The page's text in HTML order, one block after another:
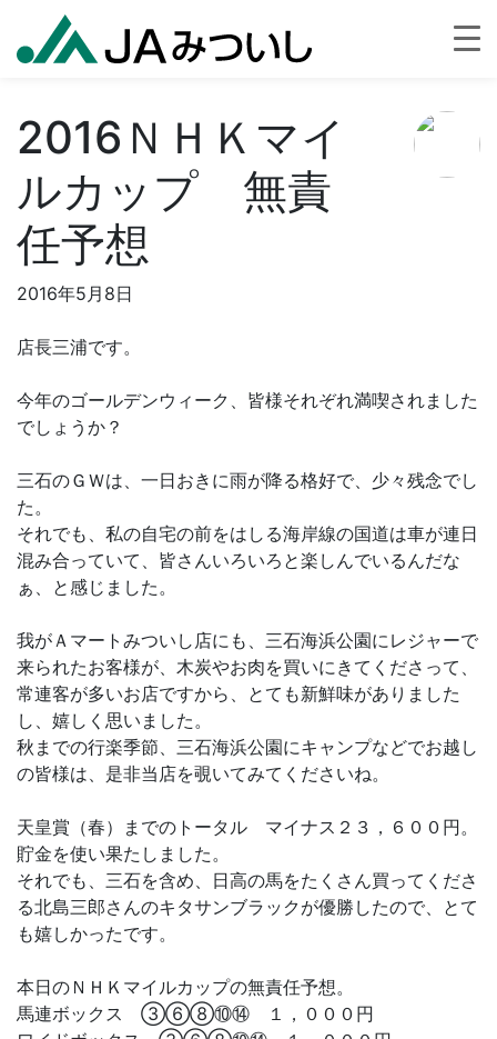
2016ＮＨＫマイ
ルカップ 無責
任予想
2016年5月8日
店長三浦です。
今年のゴールデンウィーク、皆様それぞれ満喫されました
でしょうか？
三石のＧＷは、一日おきに雨が降る格好で、少々残念でし
た。
それでも、私の自宅の前をはしる海岸線の国道は車が連日
混み合っていて、皆さんいろいろと楽しんでいるんだな
ぁ、と感じました。
我がＡマートみついし店にも、三石海浜公園にレジャーで
来られたお客様が、木炭やお肉を買いにきてくださって、
常連客が多いお店ですから、とても新鮮味がありました
し、嬉しく思いました。
秋までの行楽季節、三石海浜公園にキャンプなどでお越し
の皆様は、是非当店を覗いてみてくださいね。
天皇賞（春）までのトータル マイナス２３，６００円。
貯金を使い果たしました。
それでも、三石を含め、日高の馬をたくさん買ってくださ
る北島三郎さんのキタサンブラックが優勝したので、とて
も嬉しかったです。
本日のＮＨＫマイルカップの無責任予想。
馬連ボックス ③⑥⑧⑩⑭ １，０００円